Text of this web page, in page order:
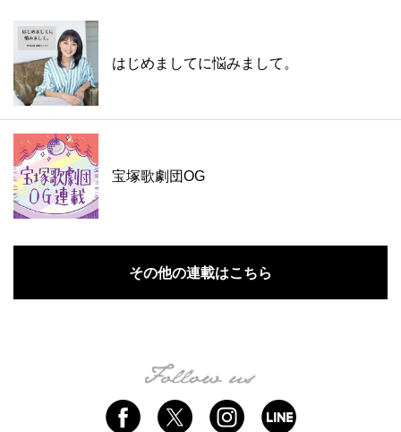
はじめましてに悩みまして。
宝塚歌劇団OG
その他の連載はこちら